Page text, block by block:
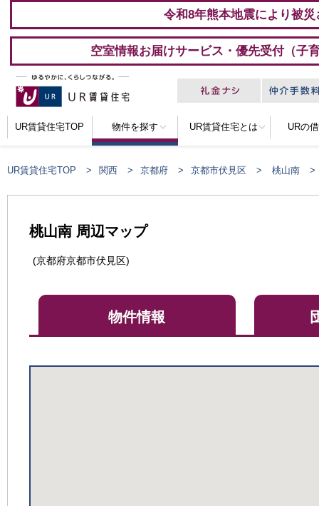
令和8年熊本地震により被
空室情報お届けサービス・優先受付（子
UR賃貸住宅TOP 物件を探す UR賃貸住宅とは URの
UR賃貸住宅TOP 関西 京都府 京都市伏見区 桃山南
桃山南 周辺マップ
(京都府京都市伏見区)
物件情報